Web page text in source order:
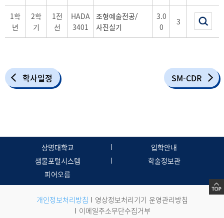
1학
년
2학
기
1전
선
HADA
3401
조형예술전공/
사진실기
3.0
0
3
학사일정 SM-CDR
상명대학교
입학안내
샘물포털시스템
학술정보관
피어오름
개인정보처리방침
영상정보처리기기 운영관리방침
이메일주소무단수집거부